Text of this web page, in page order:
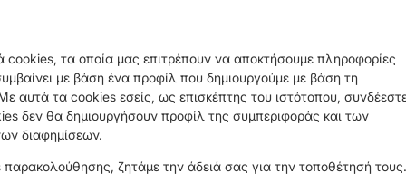
cookies, τα οποία μας επιτρέπουν να αποκτήσουμε πληροφορίες
με βάση ένα προφίλ που δημιουργούμε με βάση τη
αυτά τα cookies εσείς, ως επισκέπτης του ιστότοπου,
δεν θα δημιουργήσουν προφίλ της συμπεριφοράς και των
διαφημίσεων.
ζητάμε την άδειά σας για την τοποθέτησή τους.